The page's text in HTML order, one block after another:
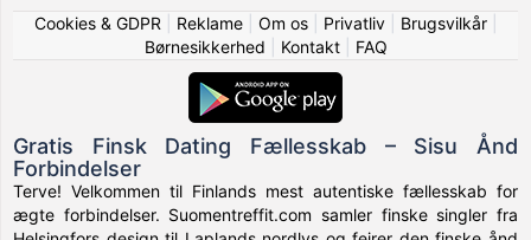
Cookies & GDPR
Reklame| Om os| Privatliv| Brugsvilkår|
Børnesikkerhed
Kontakt| FAQ
Gratis Finsk Dating Fællesskab – Sisu Ånd
Forbindelser
Terve! Velkommen til Finlands mest autentiske fællesskab for
ægte forbindelser. Suomentreffit.com samler finske singler fra